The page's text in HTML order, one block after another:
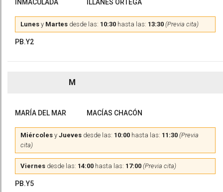
INMACULADA ILLANES ORTEGA
Lunes y Martes desde las: 10:30 hasta las: 13:30 (Previa cita)
PB.Y2
M
MARÍA DEL MAR MACÍAS CHACÓN
Miércoles y Jueves desde las: 10:00 hasta las: 11:30 (Previa
cita)
Viernes desde las: 14:00 hasta las: 17:00 (Previa cita)
PB.Y5